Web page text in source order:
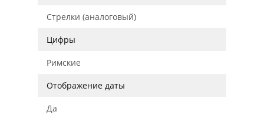
Стрелки (аналоговый)
Цифры
Римские
Отображение даты
Да